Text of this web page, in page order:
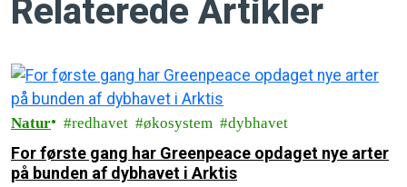
Relaterede Artikler
Natur redhavet økosystem dybhavet
For første gang har Greenpeace opdaget nye arter
på bunden af dybhavet i Arktis